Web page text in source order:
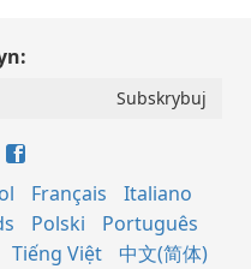
Français
Italiano
Polski
Português
Tiếng Việt
中文(简体)